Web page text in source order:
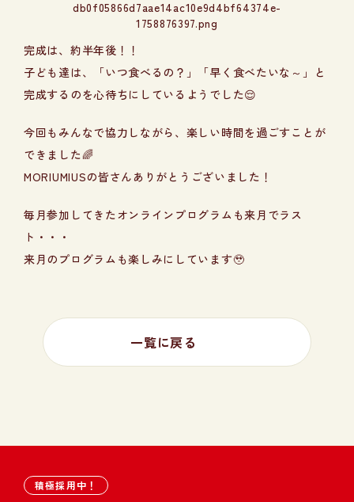
完成は、約半年後！！
子ども達は、「いつ食べるの？」「早く食べたいな～」と
完成するのを心待ちにしているようでした😌
今回もみんなで協力しながら、楽しい時間を過ごすことが
できました🌈
MORIUMIUSの皆さんありがとうございました！
毎月参加してきたオンラインプログラムも来月でラス
ト・・・
来月のプログラムも楽しみにしています🥹
一覧に戻る
積極採用中！